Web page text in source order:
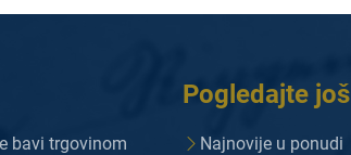
bavi trgovinom
Pogledajte još
Najnovije u ponudi